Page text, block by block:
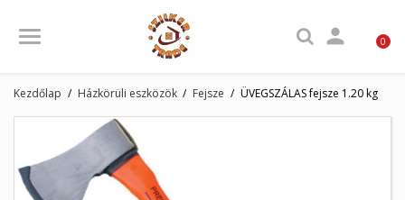
 0
Kezdőlap Házkörüli eszközök Fejsze ÜVEGSZÁLAS fejsze 1.20 kg